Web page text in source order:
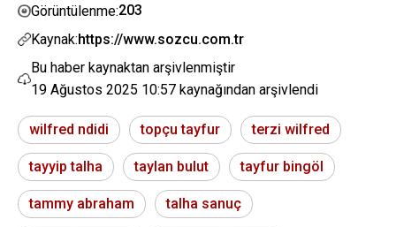
Görüntülenme:203
Kaynak:https://www.sozcu.com.tr
Bu haber kaynaktan arşivlenmiştir
19 Ağustos 2025 10:57 kaynağından arşivlendi
wilfred ndidi topçu tayfur terzi wilfred
tayyip talha taylan bulut tayfur bingöl
tammy abraham talha sanuç